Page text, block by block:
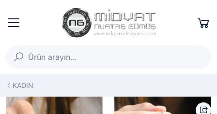
KADIN